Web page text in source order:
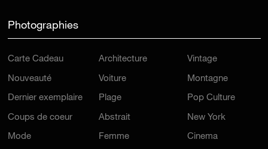
Photographies
Carte Cadeau
Nouveauté
Dernier exemplaire
Coups de coeur
Mode
Architecture
Voiture
Plage
Abstrait
Femme
Vintage
Montagne
Pop Culture
New York
Cinema